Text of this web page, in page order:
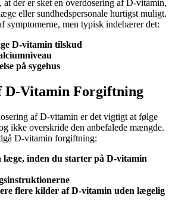
der er sket en overdosering af D-vitamin,
eller sundhedspersonale hurtigst muligt.
symptomerne, men typisk indebærer det:
D-vitamin tilskud
på sygehus
D-Vitamin Forgiftning
af D-vitamin er det vigtigt at følge
ikke overskride den anbefalede mængde.
D-vitamin forgiftning:
læge, inden du starter på D-vitamin
flere kilder af D-vitamin uden lægelig